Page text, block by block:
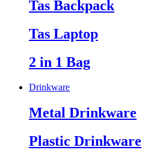
Tas Backpack
Tas Laptop
2 in 1 Bag
Drinkware
Metal Drinkware
Plastic Drinkware